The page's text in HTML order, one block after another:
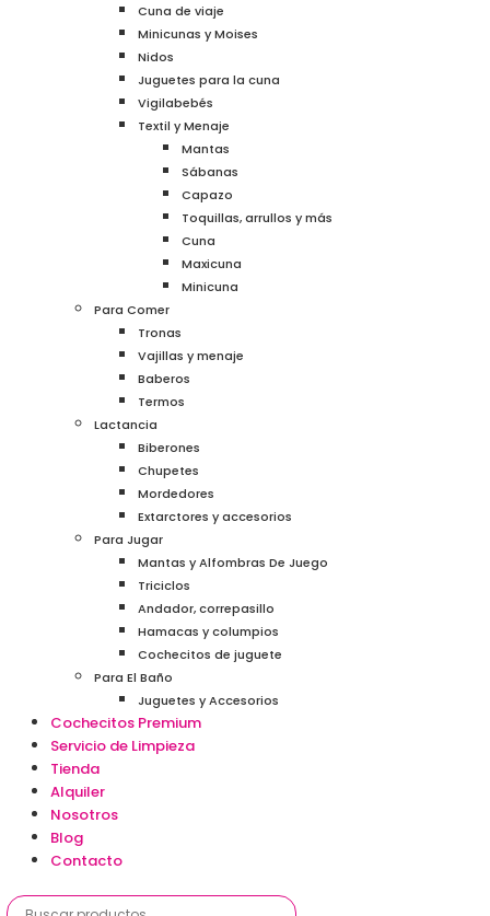
Cuna de viaje
Minicunas y Moises
Nidos
Juguetes para la cuna
Vigilabebés
Textil y Menaje
Mantas
Sábanas
Capazo
Toquillas, arrullos y más
Cuna
Maxicuna
Minicuna
Para Comer
Tronas
Vajillas y menaje
Baberos
Termos
Lactancia
Biberones
Chupetes
Mordedores
Extarctores y accesorios
Para Jugar
Mantas y Alfombras De Juego
Triciclos
Andador, correpasillo
Hamacas y columpios
Cochecitos de juguete
Para El Baño
Juguetes y Accesorios
Cochecitos Premium
Servicio de Limpieza
Tienda
Alquiler
Nosotros
Blog
Contacto